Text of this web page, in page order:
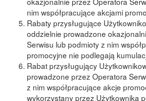
nim współpracujące akcjami
Rabaty przysługujące
oddzielnie prowadzone
Serwisu lub podmioty z nim
promocyjne nie podlegają
Rabat przysługujący
prowadzone przez Operatora
z nim współpracujące akcje
wykorzystany przez Użytkownika